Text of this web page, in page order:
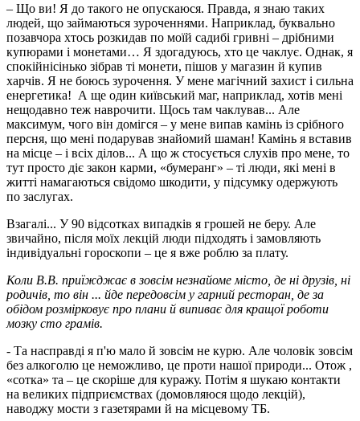
– Що ви! Я до такого не опускаюся. Правда, я знаю таких
людей, що займаються зуроченнями. Наприклад, буквально
позавчора хтось розкидав по моїй садибі гривні – дрібними
купюрами і монетами… Я здогадуюсь, хто це чаклує. Однак, я
спокійнісінько зібрав ті монети, пішов у магазин й купив
харчів. Я не боюсь зурочення. У мене магічний захист і сильна
енергетика! А ще один київський маг, наприклад, хотів мені
нещодавно теж наврочити. Щось там чаклував... Але
максимум, чого він домігся – у мене випав камінь із срібного
персня, що мені подарував знайомий шаман! Камінь я вставив
на місце – і всіх ділов... А що ж стосується слухів про мене, то
тут просто діє закон карми, «бумеранг» – ті люди, які мені в
житті намагаються свідомо шкодити, у підсумку одержують
по заслугах.
Взагалі... У 90 відсотках випадків я грошей не беру. Але
звичайно, після моїх лекцій люди підходять і замовляють
індивідуальні гороскопи – це я вже роблю за плату.
Коли В.В. приїжджає в зовсім незнайоме місто, де ні друзів, ні
родичів, то він ... йде передовсім у гарний ресторан, де за
обідом розмірковує про плани й випиває для кращої роботи
мозку сто грамів.
- Та насправді я п'ю мало й зовсім не курю. Але чоловік зовсім
без алкоголю це неможливо, це проти нашої природи... Отож ,
«сотка» та – це скоріше для куражу. Потім я шукаю контакти
на великих підприємствах (домовляюся щодо лекцій),
наводжу мости з газетярами й на місцевому ТБ.